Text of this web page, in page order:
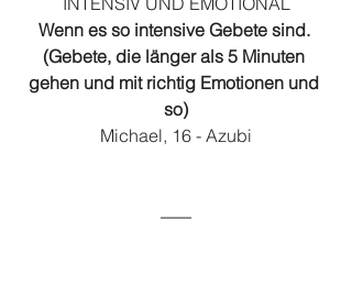
Wenn es so intensive Gebete sind.
(Gebete, die länger als 5 Minuten
gehen und mit richtig Emotionen und
so)
Michael, 16 - Azubi